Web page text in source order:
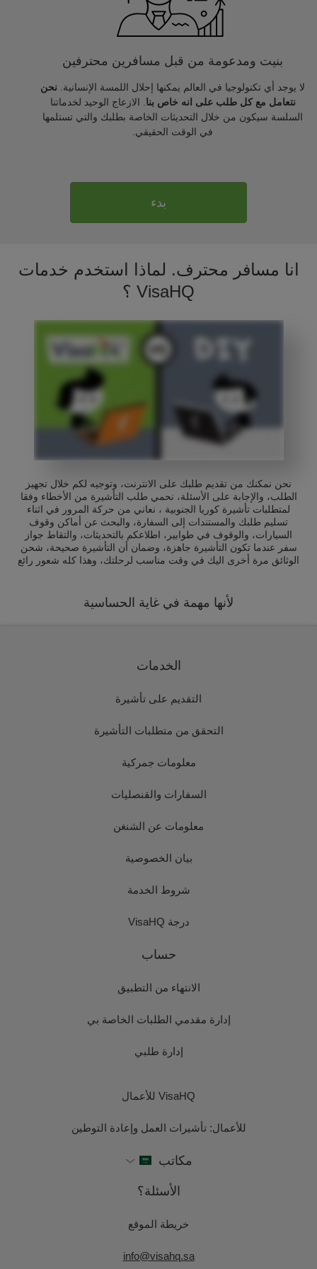
بنيت ومدعومة من قبل مسافرين محترفين
لا يوجد أي تكنولوجيا في العالم يمكنها إحلال اللمسة الإنسانية. نحن
نتعامل مع كل طلب على انه خاص بنا . الازعاج الوحيد لخدماتنا
السلسة سيكون من خلال التحديثات الخاصة بطلبك والتي تستلمها
في الوقت الحقيقي.
بدء
انا مسافر محترف. لماذا استخدم خدمات
VisaHQ ؟
نحن نمكنك من تقديم طلبك على الانترنت، وتوجيه لكم خلال تجهيز
الطلب، والإجابة على الأسئلة، نحمي طلب التأشيرة من الأخطاء وفقا
لمتطلبات تأشيرة كوريا الجنوبية ، نعاني من حركة المرور في اثناء
تسليم طلبك والمستندات إلى السفارة، والبحث عن أماكن وقوف
السيارات، والوقوف في طوابير، اطلاعكم بالتحديثات، والتقاط جواز
سفر عندما تكون التأشيرة جاهزة، وضمان أن التأشيرة صحيحة، شحن
الوثائق مرة أخرى اليك في وقت مناسب لرحلتك، وهذا كله شعور رائع
لأنها مهمة في غاية الحساسية
الخدمات
التقديم على تأشيرة
التحقق من متطلبات التأشيرة
معلومات جمركية
السفارات والقنصليات
معلومات عن الشنغن
بيان الخصوصية
شروط الخدمة
درجة VisaHQ
حساب
الانتهاء من التطبيق
إدارة مقدمي الطلبات الخاصة بي
إدارة طلبي
VisaHQ للأعمال
للأعمال: تأشيرات العمل وإعادة التوطين
مكاتب
الأسئلة؟
خريطة الموقع
info@visahq.sa